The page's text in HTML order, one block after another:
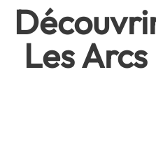
Les Arcs